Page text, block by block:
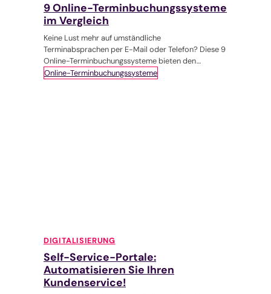
9 Online-Terminbuchungssysteme
im Vergleich
Keine Lust mehr auf umständliche
Terminabsprachen per E-Mail oder Telefon? Diese 9
Online-Terminbuchungssysteme bieten den
Komfort im Buchungsprozess, der uns
Online-Terminbuchungssysteme
DIGITALISIERUNG
Self-Service-Portale:
Automatisieren Sie Ihren
Kundenservice!